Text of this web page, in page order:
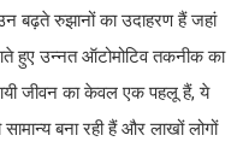
बढ़ते रुझानों का उदाहरण हैं जहां
हुए उन्नत ऑटोमोटिव तकनीक का
जीवन का केवल एक पहलू हैं, ये
बना रही हैं और लाखों लोगों